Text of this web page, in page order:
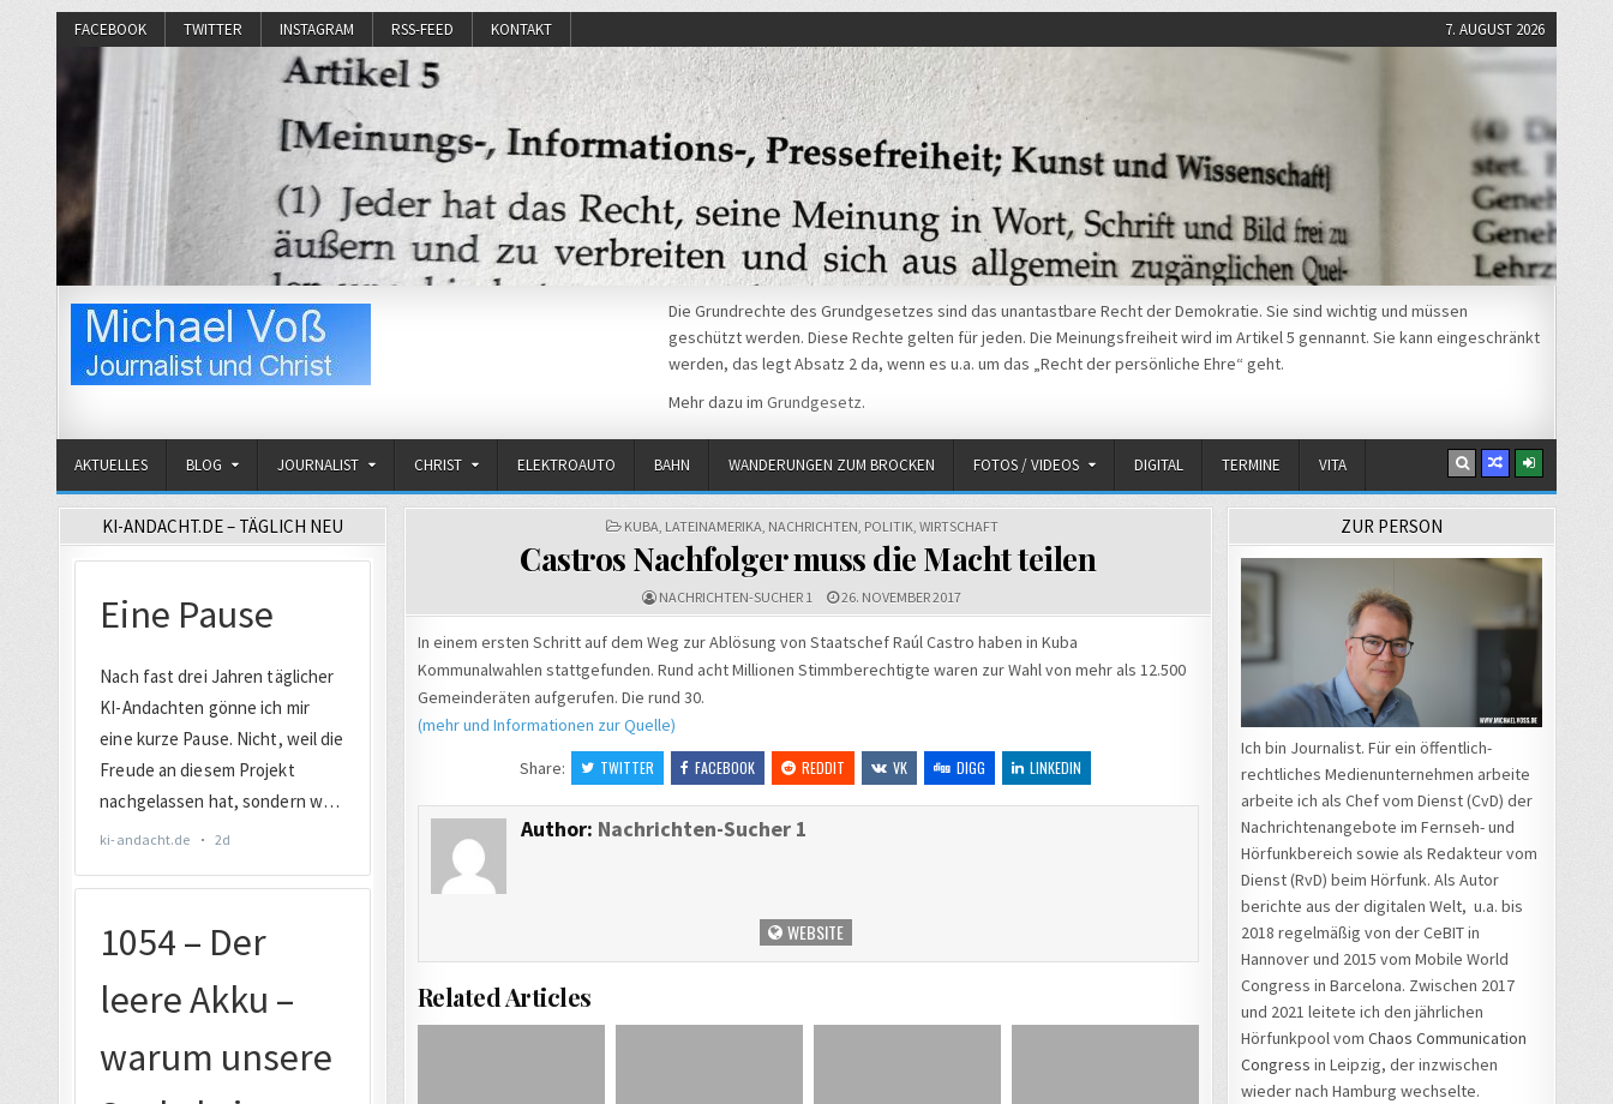
FACEBOOK TWITTER INSTAGRAM RSS-FEED KONTAKT 7. AUGUST 2026
Die Grundrechte des Grundgesetzes sind das unantastbare Recht der Demokratie. Sie sind wichtig und müssen
geschützt werden. Diese Rechte gelten für jeden. Die Meinungsfreiheit wird im Artikel 5 gennannt. Sie kann eingeschränkt
werden, das legt Absatz 2 da, wenn es u.a. um das „Recht der persönliche Ehre“ geht.
Mehr dazu im Grundgesetz.
AKTUELLES BLOG JOURNALIST CHRIST ELEKTROAUTO BAHN WANDERUNGEN ZUM BROCKEN FOTOS / VIDEOS DIGITAL TERMINE VITA
POSTED
KUBA LATEINAMERIKA NACHRICHTEN POLITIK WIRTSCHAFT
Castros Nachfolger muss die Macht teilen
NACHRICHTEN-SUCHER 1 26. NOVEMBER 2017
In einem ersten Schritt auf dem Weg zur Ablösung von Staatschef Raúl Castro haben in Kuba
Kommunalwahlen stattgefunden. Rund acht Millionen Stimmberechtigte waren zur Wahl von mehr als 12.500
Gemeinderäten aufgerufen. Die rund 30.
(mehr und Informationen zur Quelle)
Share:
TWITTER FACEBOOK REDDIT VK DIGG LINKEDIN
Author: Nachrichten-Sucher 1
WEBSITE
Related Articles
KI-ANDACHT.DE – TÄGLICH NEU ZUR PERSON
Ich bin Journalist. Für ein öffentlich-
rechtliches Medienunternehmen arbeite
arbeite ich als Chef vom Dienst (CvD) der
Nachrichtenangebote im Fernseh- und
Hörfunkbereich sowie als Redakteur vom
Dienst (RvD) beim Hörfunk. Als Autor
berichte aus der digitalen Welt, u.a. bis
2018 regelmäßig von der CeBIT in
Hannover und 2015 vom Mobile World
Congress in Barcelona. Zwischen 2017
und 2021 leitete ich den jährlichen
Hörfunkpool vom Chaos Communication
Congress in Leipzig, der inzwischen
wieder nach Hamburg wechselte.